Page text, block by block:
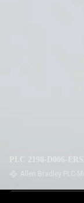
PLC 2198-D006-
Allen Bradley PLC-